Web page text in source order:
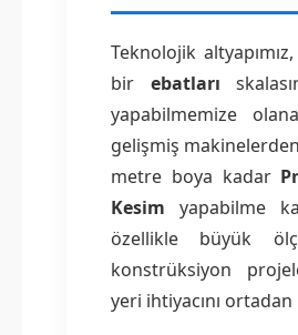
Teknolojik
bir ebatları
yapabilmemize
gelişmiş
metre boya kadar
Kesim yapabilme
özellikle büyük
konstrüksiyon
yeri ihtiyacını ortadan